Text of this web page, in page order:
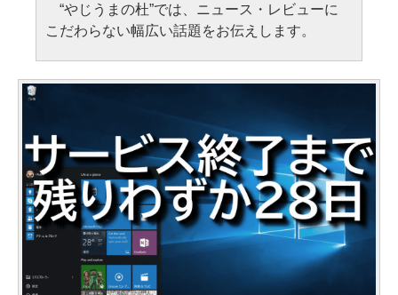
“やじうまの杜”では、ニュース・レビューに
こだわらない幅広い話題をお伝えします。